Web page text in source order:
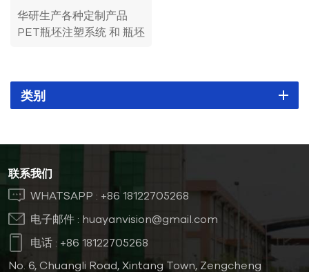
华研生产各种定制产品
PET瓶坯注塑系统 和 瓶坯
品等行业。
类别
联系我们
WHATSAPP : +86 18122705268
电子邮件 : huayanvision@gmail.com
电话 : +86 18122705268
No. 6, Chuangli Road, Xintang Town, Zengcheng